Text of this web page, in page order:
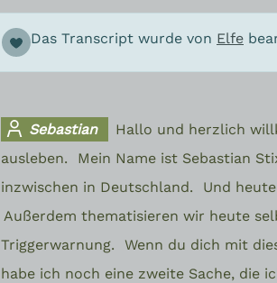
Das Transcript wurde von Elfe
Sebastian Hallo und herzlich
ausleben.
Mein Name ist Sebastian
inzwischen in Deutschland.
Und
Außerdem thematisieren wir heute
Triggerwarnung.
Wenn du dich mit
habe ich noch eine zweite Sache, die